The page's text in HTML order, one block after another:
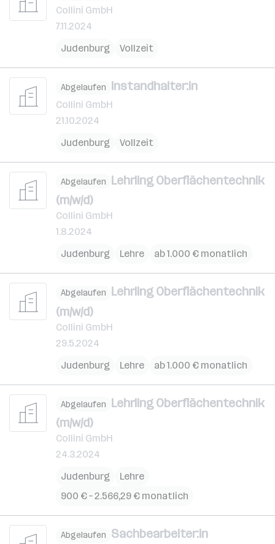
Collini GmbH
7.11.2024
Judenburg
Vollzeit
Abgelaufen Instandhalter:in
Collini GmbH
21.10.2024
Judenburg
Vollzeit
Abgelaufen Lehrling Oberflächentechnik
(m/w/d)
Collini GmbH
1.8.2024
Judenburg
Lehre ab 1.000 € monatlich
Abgelaufen Lehrling Oberflächentechnik
(m/w/d)
Collini GmbH
29.5.2024
Judenburg
Lehre ab 1.000 € monatlich
Abgelaufen Lehrling Oberflächentechnik
(m/w/d)
Collini GmbH
24.3.2024
Judenburg
Lehre
900 € – 2.566,29 € monatlich
Abgelaufen Sachbearbeiter:in